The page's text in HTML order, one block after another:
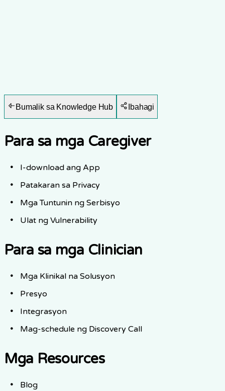
Bumalik sa Knowledge Hub Ibahagi
Para sa mga Caregiver
I-download ang App
Patakaran sa Privacy
Mga Tuntunin ng Serbisyo
Ulat ng Vulnerability
Para sa mga Clinician
Mga Klinikal na Solusyon
Presyo
Integrasyon
Mag-schedule ng Discovery Call
Mga Resources
Blog